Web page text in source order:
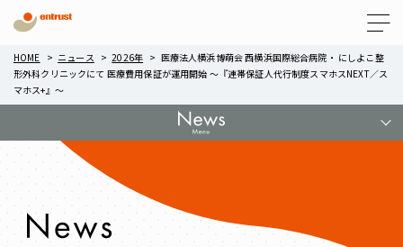
HOME ニュース 2026年
医療法人横浜博萌会 西横浜国際総合病院・ にしよこ整
形外科クリニックにて 医療費用保証が運用開始 ～『連帯保証人代行制度スマホスNEXT／ス
マホス+』～